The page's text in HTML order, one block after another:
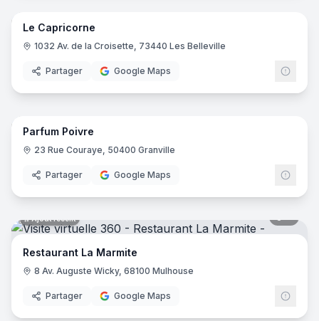
Le Capricorne
1032 Av. de la Croisette, 73440 Les Belleville
Partager Google Maps
6
Parfum Poivre
23 Rue Couraye, 50400 Granville
Partager Google Maps
Ajout récent
Restaurant La Marmite
8 Av. Auguste Wicky, 68100 Mulhouse
Partager Google Maps